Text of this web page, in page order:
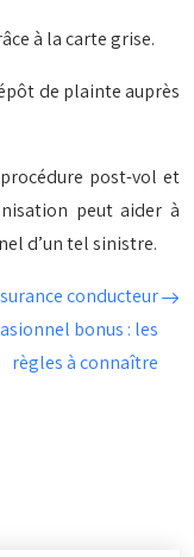
à la carte grise.
de plainte auprès
post-vol et
peut aider à
d’un tel sinistre.
conducteur
bonus : les
règles à connaître